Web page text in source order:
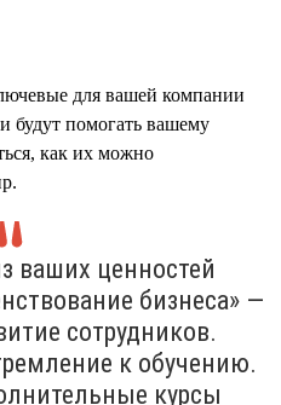
для вашей компании
будут помогать вашему
как их можно
ваших ценностей
бизнеса» —
сотрудников.
к обучению.
курсы